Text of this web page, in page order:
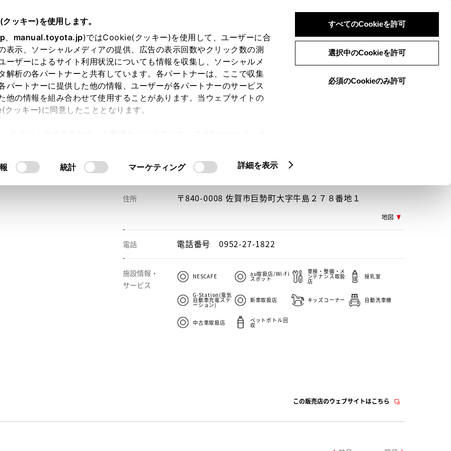
ッキー)を使用します。
、 manual.toyota.jp)ではCookie(クッキー)を使用して、ユーザーに合
表示、ソーシャルメディアの提供、広告の表示回数やクリック数の測
ーザーによるサイト利用状況についても情報を収集し、ソーシャルメ
解析の各パートナーと共有しています。各パートナーは、ここで収集
パートナーに提供した他の情報、ユーザーが各パートナーのサービス
他の情報を組み合わせて使用することがあります。当ウェブサイトの
ッキー)に同意したこととなります。
統計 マーケティング 詳細を表示
すべてのCookieを許可
選択中のCookieを許可
必須のCookieのみ許可
ログイン 検索 メニュー
メニュー
方 オンライン購入 お気に入り
住所 〒840-0008 佐賀市巨勢町大字牛島２７８番地１
地図
電話 電話番号 0952-27-1822
施設情報・
サービス
NESCAFE au取扱店/Wi-Fi
スポット
車検・整備・メ
ンテナンス取扱
店
授乳室
G-Station(電気
自動車充電ステ
ーション)
新車取扱店 キッズコーナー 自動洗車機
中古車取扱店 ペットボトル回
収
この販売店のウェブサイトはこちら